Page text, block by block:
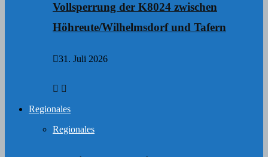
Vollsperrung der K8024 zwischen
Höhreute/Wilhelmsdorf und Tafern
31. Juli 2026
Regionales
Regionales